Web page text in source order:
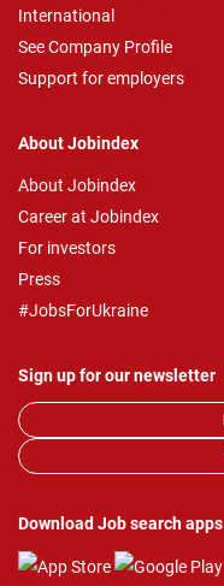
International
See Company Profile
Support for employers
About Jobindex
About Jobindex
Career at Jobindex
For investors
Press
#JobsForUkraine
Sign up for our newsletter
Download Job search apps